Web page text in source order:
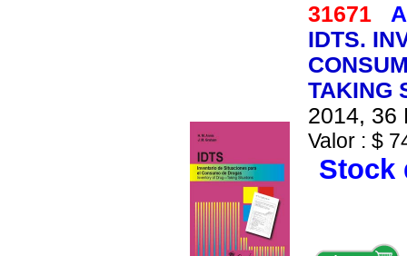
31671
IDTS.
TAKING
2014, 36
Valor : $
Stock